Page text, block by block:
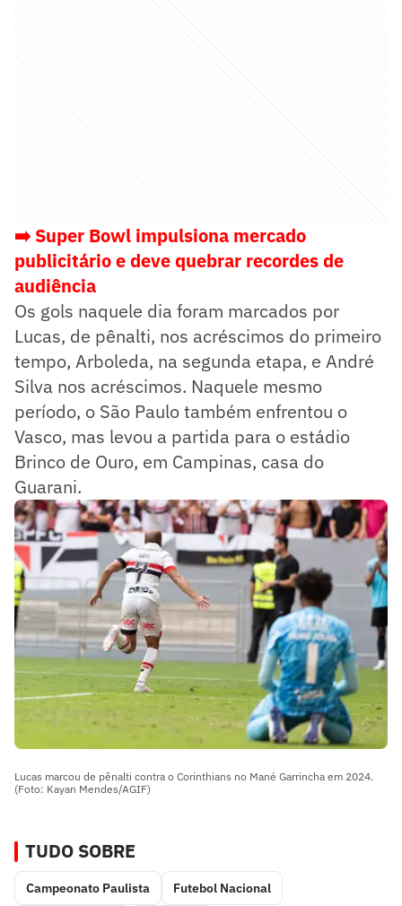
➡️ Super Bowl impulsiona mercado
publicitário e deve quebrar recordes de
audiência
Os gols naquele dia foram marcados por
Lucas, de pênalti, nos acréscimos do primeiro
tempo, Arboleda, na segunda etapa, e André
Silva nos acréscimos. Naquele mesmo
período, o São Paulo também enfrentou o
Vasco, mas levou a partida para o estádio
Brinco de Ouro, em Campinas, casa do
Guarani.
Lucas marcou de pênalti contra o Corinthians no Mané Garrincha em 2024.
(Foto: Kayan Mendes/AGIF)
TUDO SOBRE
Campeonato Paulista Futebol Nacional